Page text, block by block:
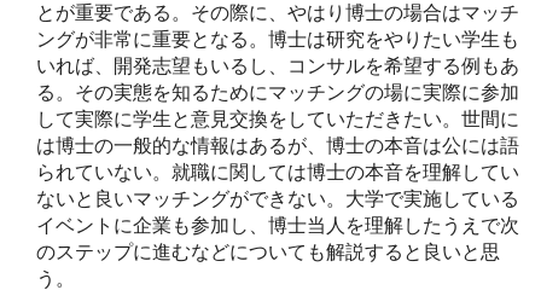
とが重要である。その際に、やはり博士の場合はマッチ
ングが非常に重要となる。博士は研究をやりたい学生も
いれば、開発志望もいるし、コンサルを希望する例もあ
る。その実態を知るためにマッチングの場に実際に参加
して実際に学生と意見交換をしていただきたい。世間に
は博士の一般的な情報はあるが、博士の本音は公には語
られていない。就職に関しては博士の本音を理解してい
ないと良いマッチングができない。大学で実施している
イベントに企業も参加し、博士当人を理解したうえで次
のステップに進むなどについても解説すると良いと思
う。